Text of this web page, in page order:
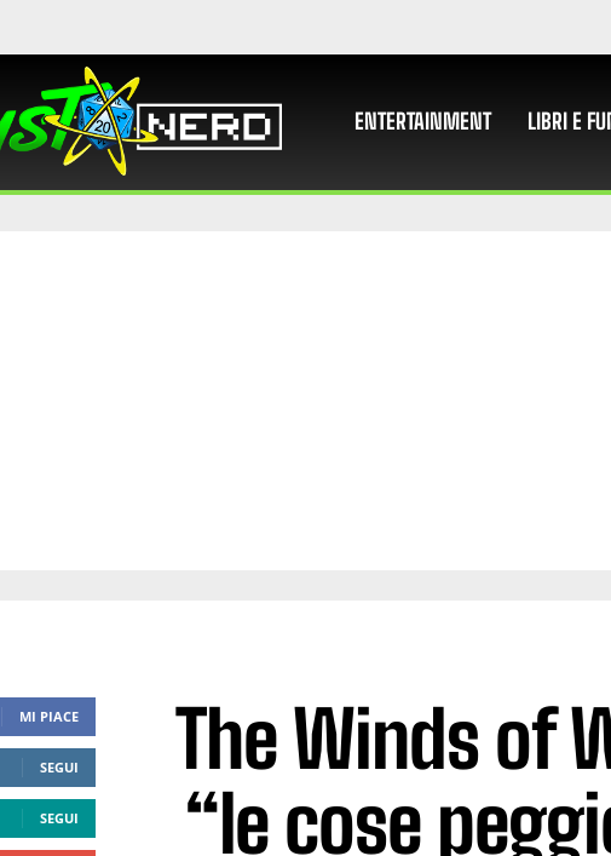
ENTERTAINMENT LIBRI E
MI PIACE
SEGUI
SEGUI
The Winds of
“le cose